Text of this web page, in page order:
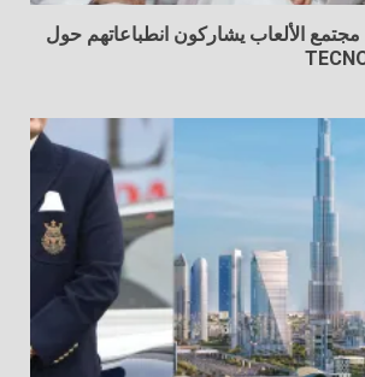
مجتمع الألعاب يشاركون انطباعاتهم حول